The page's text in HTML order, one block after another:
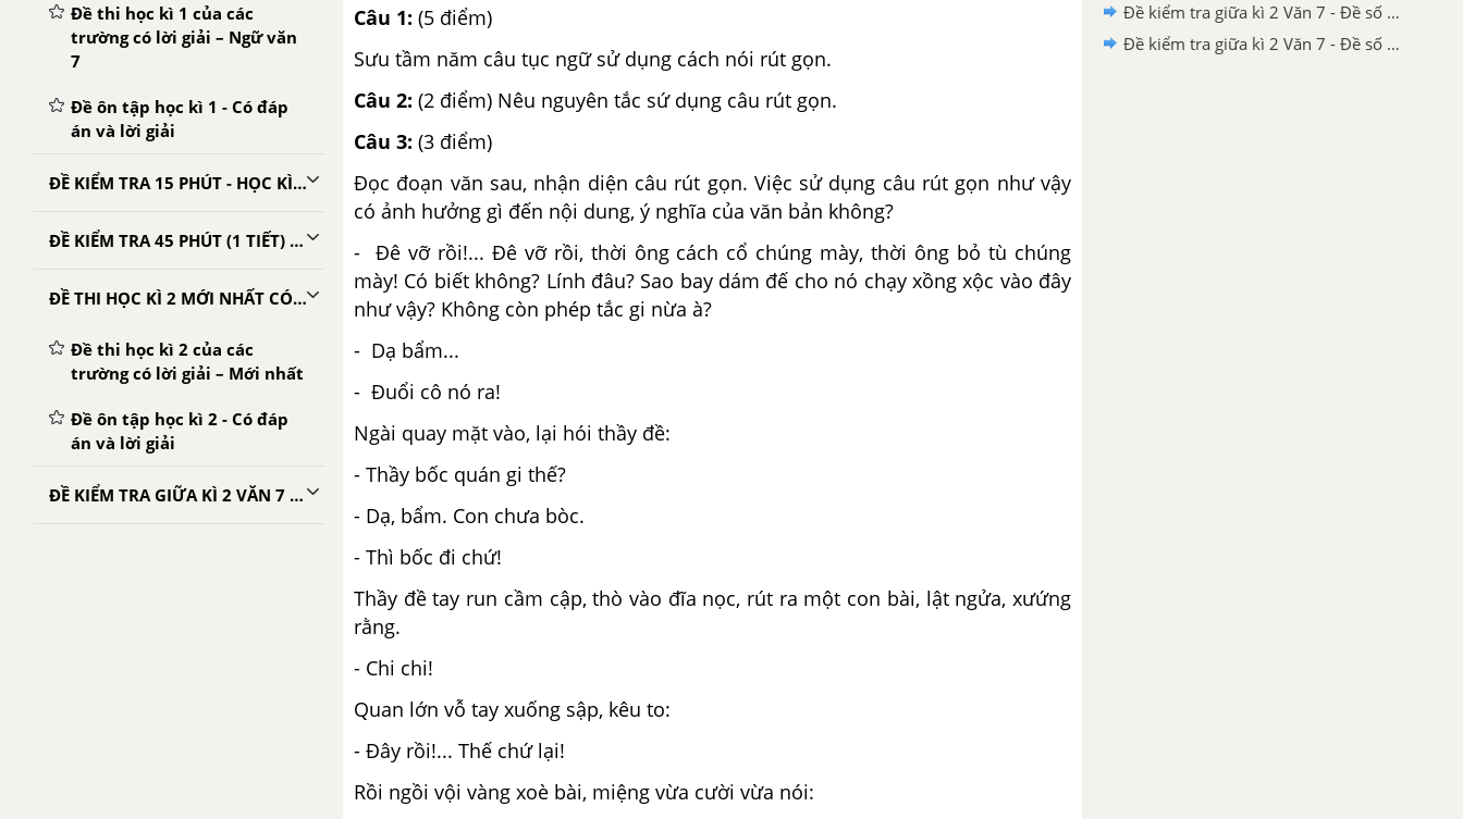
Đề thi học kì 1 của các
trường có lời giải – Ngữ văn
7
Đề ôn tập học kì 1 - Có đáp
án và lời giải
ĐỀ KIỂM TRA 15 PHÚT - HỌC KÌ 2 - NGỮ VĂN 7
ĐỀ KIỂM TRA 45 PHÚT (1 TIẾT) - HỌC KÌ 2 - NGỮ VĂN 7
ĐỀ THI HỌC KÌ 2 MỚI NHẤT CÓ LỜI GIẢI
Đề thi học kì 2 của các
trường có lời giải – Mới nhất
Đề ôn tập học kì 2 - Có đáp
án và lời giải
ĐỀ KIỂM TRA GIỮA KÌ 2 VĂN 7 CÓ LỜI GIẢI CHI TIẾT
Câu 1: (5 điểm)
Sưu tầm năm câu tục ngữ sử dụng cách nói rút gọn.
Câu 2: (2 điểm) Nêu nguyên tắc sứ dụng câu rút gọn.
Câu 3: (3 điểm)
Đọc đoạn văn sau, nhận diện câu rút gọn. Việc sử dụng câu rút gọn như vậy
có ảnh hưởng gì đến nội dung, ý nghĩa của văn bản không?
- Đê vỡ rồi!... Đê vỡ rồi, thời ông cách cổ chúng mày, thời ông bỏ tù chúng
mày! Có biết không? Lính đâu? Sao bay dám đế cho nó chạy xồng xộc vào đây
như vậy? Không còn phép tắc gi nừa à?
- Dạ bẩm...
- Đuổi cô nó ra!
Ngài quay mặt vào, lại hói thầy đề:
- Thầy bốc quán gi thế?
- Dạ, bẩm. Con chưa bòc.
- Thì bốc đi chứ!
Thầy đề tay run cầm cập, thò vào đĩa nọc, rút ra một con bài, lật ngửa, xưứng
rằng.
- Chi chi!
Quan lớn vỗ tay xuống sập, kêu to:
- Đây rồi!... Thế chứ lại!
Rồi ngồi vội vàng xoè bài, miệng vừa cười vừa nói:
Đề kiểm tra giữa kì 2 Văn 7 - Đề số 2 có lời giải chi tiết
Đề kiểm tra giữa kì 2 Văn 7 - Đề số 1 có lời giải chi tiết